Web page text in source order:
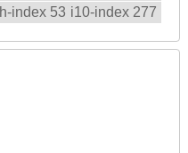
h-index 53 i10-index 277